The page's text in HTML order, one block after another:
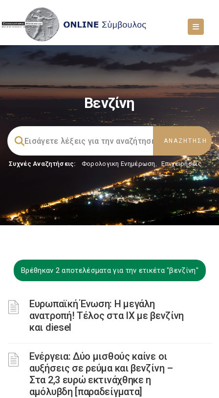
Βενζίνη
Συχνές Αναζητήσεις: Φορολογικη Ενημέρωση, Επιχειρήσεις
Βρέθηκαν 2 αποτελέσματα για την ετικέτα "βενζίνη"
Ευρωπαϊκή Ένωση: Η μεγάλη
ανατροπή! Tέλος στα ΙΧ με βενζίνη
και diesel
Ενέργεια: Δύο μισθούς καίνε οι
αυξήσεις σε ρεύμα και βενζίνη –
Στα 2,3 ευρώ εκτινάχθηκε η
αμόλυβδη [παραδείγματα]